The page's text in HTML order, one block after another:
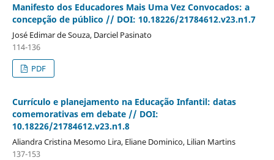
Manifesto dos Educadores Mais Uma Vez Convocados: a
concepção de público // DOI: 10.18226/21784612.v23.n1.7
José Edimar de Souza, Darciel Pasinato
114-136
PDF
Currículo e planejamento na Educação Infantil: datas
comemorativas em debate // DOI:
10.18226/21784612.v23.n1.8
Aliandra Cristina Mesomo Lira, Eliane Dominico, Lilian Martins
137-153